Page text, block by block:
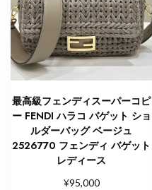
最高級フェンディスーパーコピ
ー FENDI ハラコ バゲット ショ
ルダーバッグ ベージュ
2526770 フェンディ バゲット
レディース
¥95,000